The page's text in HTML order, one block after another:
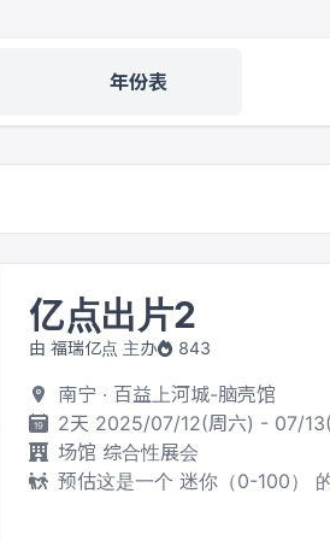
年份表
亿点出片2
由 福瑞亿点 主办 843
南宁 · 百益上河城-脑壳馆
2天 2025/07/12(周六) - 07/
场馆 综合性展会
预估这是一个 迷你（0-100）